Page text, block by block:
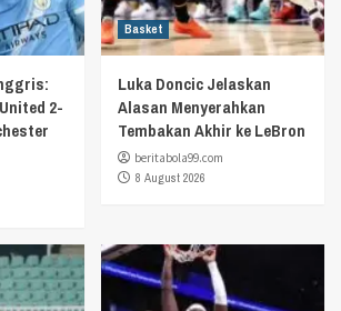
2-
Basket
Luka Doncic Jelaskan
Alasan Menyerahkan
Tembakan Akhir ke LeBron
beritabola99.com
8 August 2026